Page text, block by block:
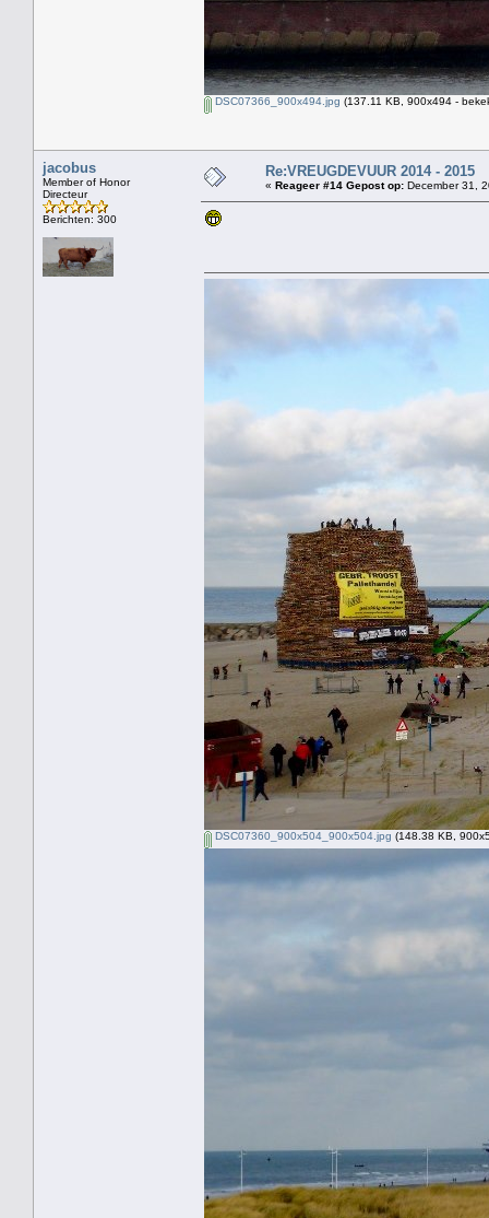
DSC07366_900x494.jpg (137.11 KB, 900x494 -
jacobus
Member of Honor
Directeur
Berichten: 300
Re:VREUGDEVUUR 2014 - 2015
« Reageer #14 Gepost op: December 31,
DSC07360_900x504_900x504.jpg (148.38 KB,